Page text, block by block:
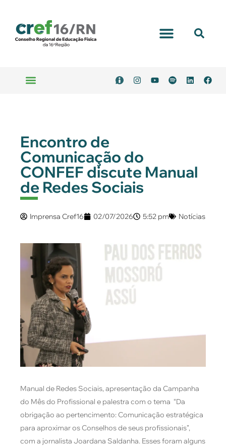
Encontro de
Comunicação do
CONFEF discute Manual
de Redes Sociais
Imprensa Cref16 02/07/2026 5:52 pm Notícias
Manual de Redes Sociais, apresentação da Campanha
do Mês do Profissional e palestra com o tema “Da
obrigação ao pertencimento: Comunicação estratégica
para aproximar os Conselhos de seus profissionais”,
com a jornalista Joardana Saldanha. Esses foram alguns